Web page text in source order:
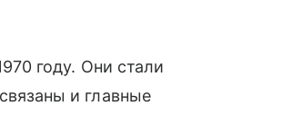
году. Они стали
и главные